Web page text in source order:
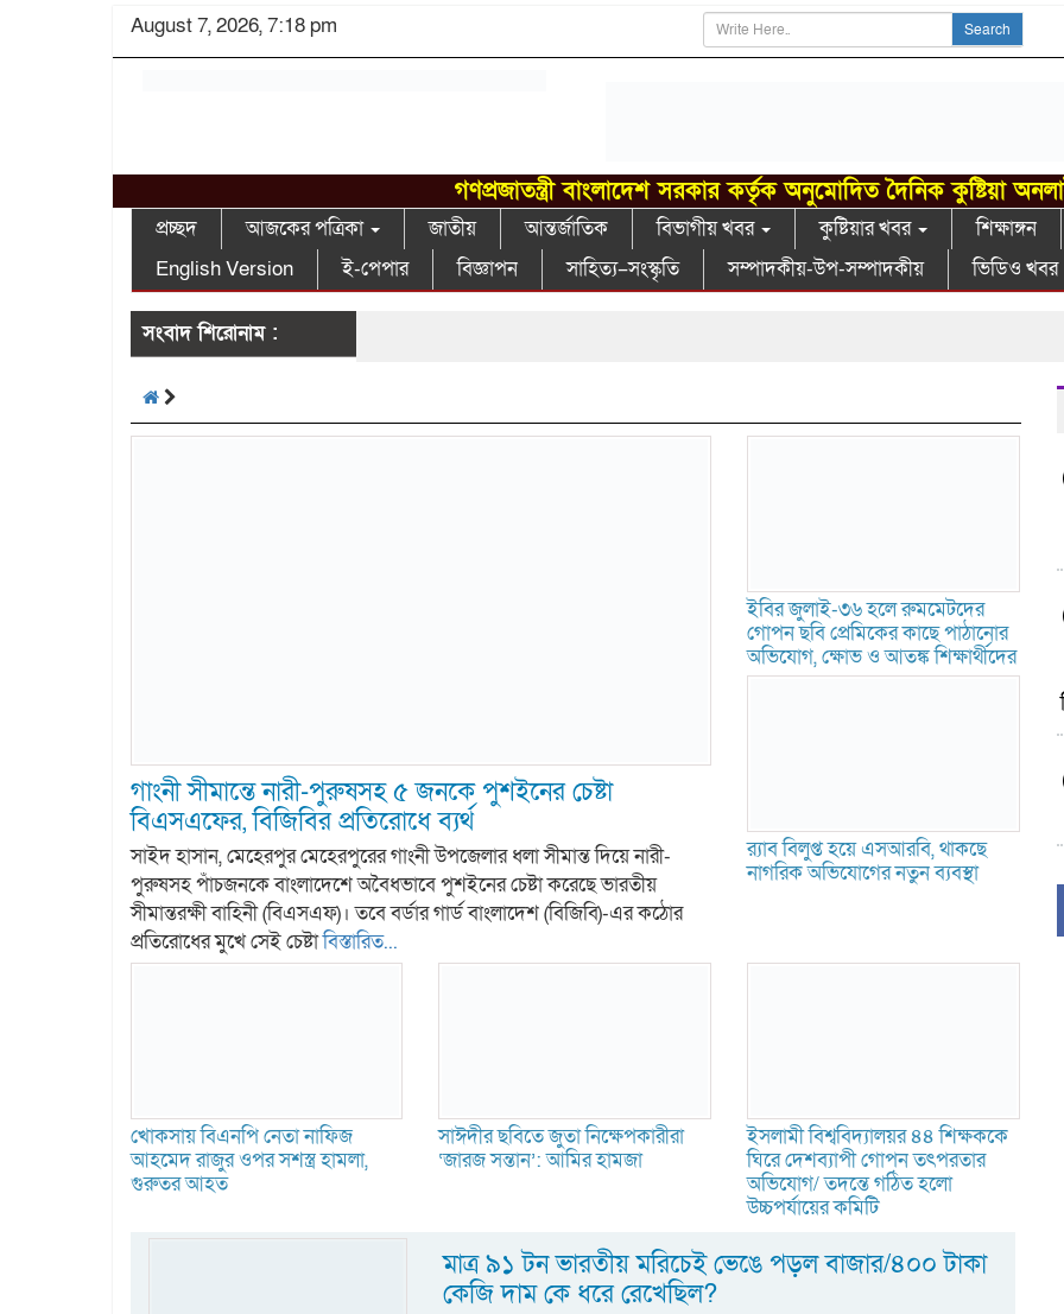
August 7, 2026, 7:18 pm Search
গণপ্রজাতন্ত্রী বাংলাদেশ সরকার কর্তৃক অনুমোদিত দৈনিক কুষ্টিয়া
প্রচ্ছদ আজকের পত্রিকা জাতীয় আন্তর্জাতিক বিভাগীয় খবর কুষ্টিয়ার খবর শিক্ষাঙ্গন
English Version
ই-পেপার বিজ্ঞাপন সাহিত্য–সংস্কৃতি সম্পাদকীয়-উপ-সম্পাদকীয় ভিডিও খবর
সংবাদ শিরোনাম :
গাংনী সীমান্তে নারী-পুরুষসহ ৫ জনকে পুশইনের চেষ্টা
বিএসএফের, বিজিবির প্রতিরোধে ব্যর্থ
সাইদ হাসান, মেহেরপুর মেহেরপুরের গাংনী উপজেলার ধলা সীমান্ত দিয়ে নারী-
পুরুষসহ পাঁচজনকে বাংলাদেশে অবৈধভাবে পুশইনের চেষ্টা করেছে ভারতীয়
সীমান্তরক্ষী বাহিনী (বিএসএফ)। তবে বর্ডার গার্ড বাংলাদেশ (বিজিবি)-এর কঠোর
প্রতিরোধের মুখে সেই চেষ্টাবিস্তারিত...
ইবির জুলাই-৩৬ হলে রুমমেটদের
গোপন ছবি প্রেমিকের কাছে পাঠানোর
অভিযোগ, ক্ষোভ ও আতঙ্ক শিক্ষার্থীদের
র‍্যাব বিলুপ্ত হয়ে এসআরবি, থাকছে
নাগরিক অভিযোগের নতুন ব্যবস্থা
খোকসায় বিএনপি নেতা নাফিজ
আহমেদ রাজুর ওপর সশস্ত্র হামলা,
গুরুতর আহত
সাঈদীর ছবিতে জুতা নিক্ষেপকারীরা
‘জারজ সন্তান’: আমির হামজা
ইসলামী বিশ্ববিদ্যালয়র ৪৪ শিক্ষককে
ঘিরে দেশব্যাপী গোপন তৎপরতার
অভিযোগ/ তদন্তে গঠিত হলো
উচ্চপর্যায়ের কমিটি
মাত্র ৯১ টন ভারতীয় মরিচেই ভেঙে পড়ল বাজার/৪০০ টাকা
কেজি দাম কে ধরে রেখেছিল?